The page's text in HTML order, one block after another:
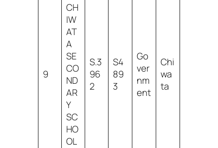
9
CH
IW
AT
A
SE
CO
ND
AR
Y
SC
HO
OL
S.3
96
2
S4
89
3
Go
ver
nm
ent
Chi
wa
ta